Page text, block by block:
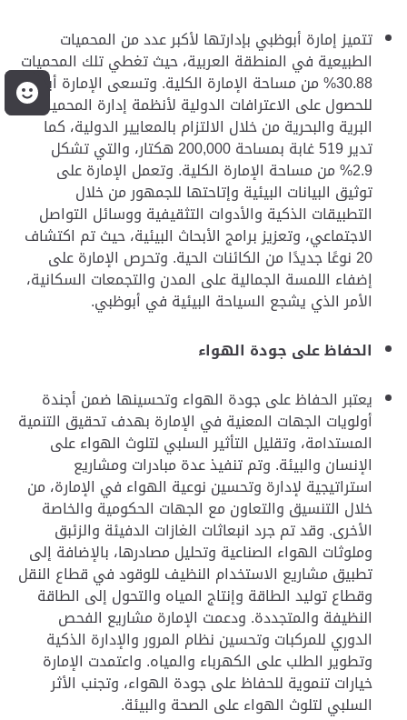
تتميز إمارة أبوظبي بإدارتها لأكبر عدد من المحميات
الطبيعية في المنطقة العربية، حيث تغطي تلك المحميات
30.88% من مساحة الإمارة الكلية. وتسعى الإمارة أيضًا
للحصول على الاعترافات الدولية لأنظمة إدارة المحميات
البرية والبحرية من خلال الالتزام بالمعايير الدولية، كما
تدير 519 غابة بمساحة 200,000 هكتار، والتي تشكل
2.9% من مساحة الإمارة الكلية. وتعمل الإمارة على
توثيق البيانات البيئية وإتاحتها للجمهور من خلال
التطبيقات الذكية والأدوات التثقيفية ووسائل التواصل
الاجتماعي، وتعزيز برامج الأبحاث البيئية، حيث تم اكتشاف
20 نوعًا جديدًا من الكائنات الحية. وتحرص الإمارة على
إضفاء اللمسة الجمالية على المدن والتجمعات السكانية،
الأمر الذي يشجع السياحة البيئية في أبوظبي.
الحفاظ على جودة الهواء
يعتبر الحفاظ على جودة الهواء وتحسينها ضمن أجندة
أولويات الجهات المعنية في الإمارة بهدف تحقيق التنمية
المستدامة، وتقليل التأثير السلبي لتلوث الهواء على
الإنسان والبيئة. وتم تنفيذ عدة مبادرات ومشاريع
استراتيجية لإدارة وتحسين نوعية الهواء في الإمارة، من
خلال التنسيق والتعاون مع الجهات الحكومية والخاصة
الأخرى. وقد تم جرد انبعاثات الغازات الدفيئة والزئبق
وملوثات الهواء الصناعية وتحليل مصادرها، بالإضافة إلى
تطبيق مشاريع الاستخدام النظيف للوقود في قطاع النقل
وقطاع توليد الطاقة وإنتاج المياه والتحول إلى الطاقة
النظيفة والمتجددة. ودعمت الإمارة مشاريع الفحص
الدوري للمركبات وتحسين نظام المرور والإدارة الذكية
وتطوير الطلب على الكهرباء والمياه. واعتمدت الإمارة
خيارات تنموية للحفاظ على جودة الهواء، وتجنب الأثر
السلبي لتلوث الهواء على الصحة والبيئة.